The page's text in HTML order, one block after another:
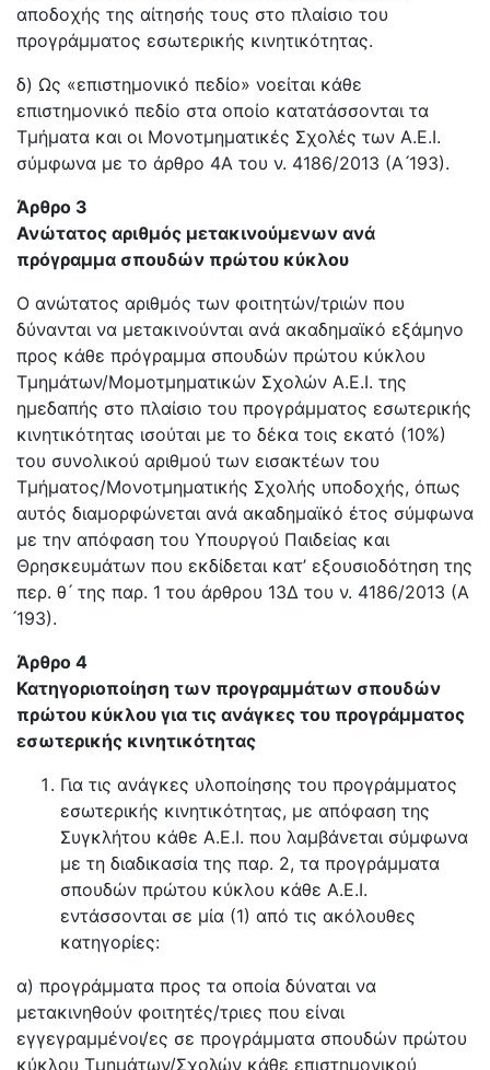
αποδοχής της αίτησής τους στο πλαίσιο του
προγράμματος εσωτερικής κινητικότητας.
δ) Ως «επιστημονικό πεδίο» νοείται κάθε
επιστημονικό πεδίο στα οποίο κατατάσσονται τα
Τμήματα και οι Μονοτμηματικές Σχολές των Α.Ε.Ι.
σύμφωνα με το άρθρο 4Α του ν. 4186/2013 (Α ́193).
Άρθρο 3
Ανώτατος αριθμός μετακινούμενων ανά
πρόγραμμα σπουδών πρώτου κύκλου
Ο ανώτατος αριθμός των φοιτητών/τριών που
δύνανται να μετακινούνται ανά ακαδημαϊκό εξάμηνο
προς κάθε πρόγραμμα σπουδών πρώτου κύκλου
Τμημάτων/Μομοτμηματικών Σχολών Α.Ε.Ι. της
ημεδαπής στο πλαίσιο του προγράμματος εσωτερικής
κινητικότητας ισούται με το δέκα τοις εκατό (10%)
του συνολικού αριθμού των εισακτέων του
Τμήματος/Μονοτμηματικής Σχολής υποδοχής, όπως
αυτός διαμορφώνεται ανά ακαδημαϊκό έτος σύμφωνα
με την απόφαση του Υπουργού Παιδείας και
Θρησκευμάτων που εκδίδεται κατ’ εξουσιοδότηση της
περ. θ ́ της παρ. 1 του άρθρου 13Δ του ν. 4186/2013 (Α
́193).
Άρθρο 4
Κατηγοριοποίηση των προγραμμάτων σπουδών
πρώτου κύκλου για τις ανάγκες του προγράμματος
εσωτερικής κινητικότητας
Για τις ανάγκες υλοποίησης του προγράμματος
εσωτερικής κινητικότητας, με απόφαση της
Συγκλήτου κάθε Α.Ε.Ι. που λαμβάνεται σύμφωνα
με τη διαδικασία της παρ. 2, τα προγράμματα
σπουδών πρώτου κύκλου κάθε Α.Ε.Ι.
εντάσσονται σε μία (1) από τις ακόλουθες
κατηγορίες:
α) προγράμματα προς τα οποία δύναται να
μετακινηθούν φοιτητές/τριες που είναι
εγγεγραμμένοι/ες σε προγράμματα σπουδών πρώτου
κύκλου Τμημάτων/Σχολών κάθε επιστημονικού